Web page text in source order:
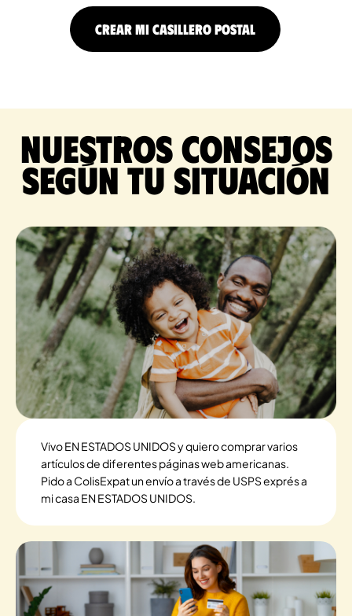
CREAR MI CASILLERO POSTAL
Nuestros consejos
según tu situación
Vivo EN ESTADOS UNIDOS y quiero comprar varios
artículos de diferentes páginas web americanas.
Pido a ColisExpat un envío a través de USPS exprés a
mi casa EN ESTADOS UNIDOS.